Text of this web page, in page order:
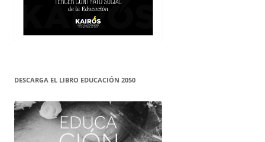
DESCARGA EL LIBRO EDUCACIÓN 2050